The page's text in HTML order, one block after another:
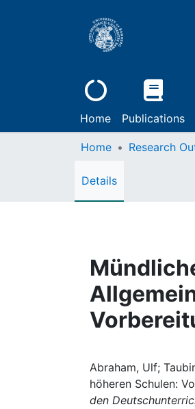
Home Publications
Home Research
Details
Abraham, Ulf;
höheren Schulen:
den